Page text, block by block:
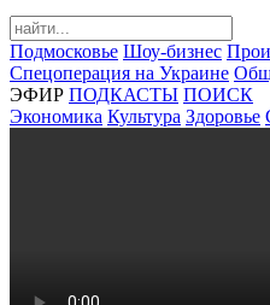
Подмосковье Шоу-бизнес
Спецоперация на Украине
ЭФИР ПОДКАСТЫ ПОИСК
Экономика Культура Здоровье